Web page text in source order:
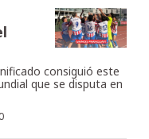
consiguió este
que se disputa en